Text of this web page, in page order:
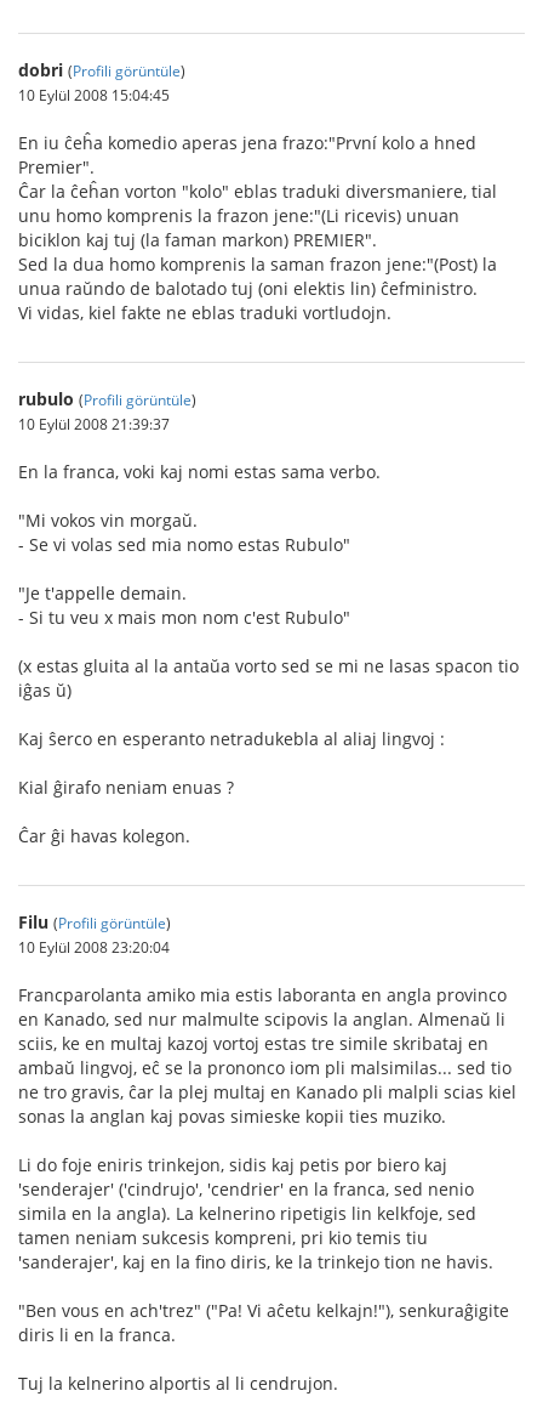
dobri (Profili görüntüle)
10 Eylül 2008 15:04:45
En iu ĉeĥa komedio aperas jena frazo:"První kolo a hned
Premier".
Ĉar la ĉeĥan vorton "kolo" eblas traduki diversmaniere, tial
unu homo komprenis la frazon jene:"(Li ricevis) unuan
biciklon kaj tuj (la faman markon) PREMIER".
Sed la dua homo komprenis la saman frazon jene:"(Post) la
unua raŭndo de balotado tuj (oni elektis lin) ĉefministro.
Vi vidas, kiel fakte ne eblas traduki vortludojn.
rubulo (Profili görüntüle)
10 Eylül 2008 21:39:37
En la franca, voki kaj nomi estas sama verbo.
"Mi vokos vin morgaŭ.
- Se vi volas sed mia nomo estas Rubulo"
"Je t'appelle demain.
- Si tu veu x mais mon nom c'est Rubulo"
(x estas gluita al la antaŭa vorto sed se mi ne lasas spacon tio
iĝas ŭ)
Kaj ŝerco en esperanto netradukebla al aliaj lingvoj :
Kial ĝirafo neniam enuas ?
Ĉar ĝi havas kolegon.
Filu (Profili görüntüle)
10 Eylül 2008 23:20:04
Francparolanta amiko mia estis laboranta en angla provinco
en Kanado, sed nur malmulte scipovis la anglan. Almenaŭ li
sciis, ke en multaj kazoj vortoj estas tre simile skribataj en
ambaŭ lingvoj, eĉ se la prononco iom pli malsimilas... sed tio
ne tro gravis, ĉar la plej multaj en Kanado pli malpli scias kiel
sonas la anglan kaj povas simieske kopii ties muziko.
Li do foje eniris trinkejon, sidis kaj petis por biero kaj
'senderajer' ('cindrujo', 'cendrier' en la franca, sed nenio
simila en la angla). La kelnerino ripetigis lin kelkfoje, sed
tamen neniam sukcesis kompreni, pri kio temis tiu
'sanderajer', kaj en la fino diris, ke la trinkejo tion ne havis.
"Ben vous en ach'trez" ("Pa! Vi aĉetu kelkajn!"), senkuraĝigite
diris li en la franca.
Tuj la kelnerino alportis al li cendrujon.